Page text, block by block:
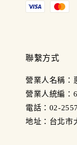
聯繫方式
營業人名稱：
營業人統編：
電話：02-
地址：台北市